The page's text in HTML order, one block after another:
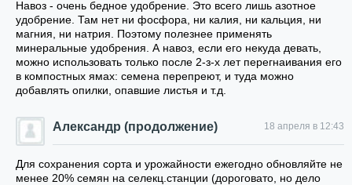
Навоз - очень бедное удобрение. Это всего лишь азотное
удобрение. Там нет ни фосфора, ни калия, ни кальция, ни
магния, ни натрия. Поэтому полезнее применять
минеральные удобрения. А навоз, если его некуда девать,
можно использовать только после 2-з-х лет перегнаивания его
в компостных ямах: семена перепреют, и туда можно
добавлять опилки, опавшие листья и т.д.
Александр (продолжение) 18 апреля в 12:43
Для сохранения сорта и урожайности ежегодно обновляйте не
менее 20% семян на селекц.станции (дороговато, но дело